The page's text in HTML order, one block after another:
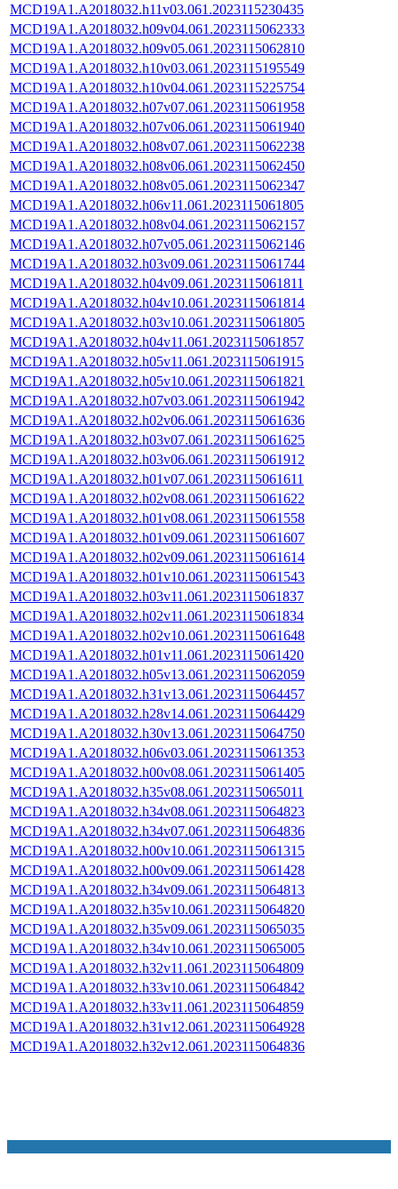
MCD19A1.A2018032.h11v03.061.2023115230435
MCD19A1.A2018032.h09v04.061.2023115062333
MCD19A1.A2018032.h09v05.061.2023115062810
MCD19A1.A2018032.h10v03.061.2023115195549
MCD19A1.A2018032.h10v04.061.2023115225754
MCD19A1.A2018032.h07v07.061.2023115061958
MCD19A1.A2018032.h07v06.061.2023115061940
MCD19A1.A2018032.h08v07.061.2023115062238
MCD19A1.A2018032.h08v06.061.2023115062450
MCD19A1.A2018032.h08v05.061.2023115062347
MCD19A1.A2018032.h06v11.061.2023115061805
MCD19A1.A2018032.h08v04.061.2023115062157
MCD19A1.A2018032.h07v05.061.2023115062146
MCD19A1.A2018032.h03v09.061.2023115061744
MCD19A1.A2018032.h04v09.061.2023115061811
MCD19A1.A2018032.h04v10.061.2023115061814
MCD19A1.A2018032.h03v10.061.2023115061805
MCD19A1.A2018032.h04v11.061.2023115061857
MCD19A1.A2018032.h05v11.061.2023115061915
MCD19A1.A2018032.h05v10.061.2023115061821
MCD19A1.A2018032.h07v03.061.2023115061942
MCD19A1.A2018032.h02v06.061.2023115061636
MCD19A1.A2018032.h03v07.061.2023115061625
MCD19A1.A2018032.h03v06.061.2023115061912
MCD19A1.A2018032.h01v07.061.2023115061611
MCD19A1.A2018032.h02v08.061.2023115061622
MCD19A1.A2018032.h01v08.061.2023115061558
MCD19A1.A2018032.h01v09.061.2023115061607
MCD19A1.A2018032.h02v09.061.2023115061614
MCD19A1.A2018032.h01v10.061.2023115061543
MCD19A1.A2018032.h03v11.061.2023115061837
MCD19A1.A2018032.h02v11.061.2023115061834
MCD19A1.A2018032.h02v10.061.2023115061648
MCD19A1.A2018032.h01v11.061.2023115061420
MCD19A1.A2018032.h05v13.061.2023115062059
MCD19A1.A2018032.h31v13.061.2023115064457
MCD19A1.A2018032.h28v14.061.2023115064429
MCD19A1.A2018032.h30v13.061.2023115064750
MCD19A1.A2018032.h06v03.061.2023115061353
MCD19A1.A2018032.h00v08.061.2023115061405
MCD19A1.A2018032.h35v08.061.2023115065011
MCD19A1.A2018032.h34v08.061.2023115064823
MCD19A1.A2018032.h34v07.061.2023115064836
MCD19A1.A2018032.h00v10.061.2023115061315
MCD19A1.A2018032.h00v09.061.2023115061428
MCD19A1.A2018032.h34v09.061.2023115064813
MCD19A1.A2018032.h35v10.061.2023115064820
MCD19A1.A2018032.h35v09.061.2023115065035
MCD19A1.A2018032.h34v10.061.2023115065005
MCD19A1.A2018032.h32v11.061.2023115064809
MCD19A1.A2018032.h33v10.061.2023115064842
MCD19A1.A2018032.h33v11.061.2023115064859
MCD19A1.A2018032.h31v12.061.2023115064928
MCD19A1.A2018032.h32v12.061.2023115064836